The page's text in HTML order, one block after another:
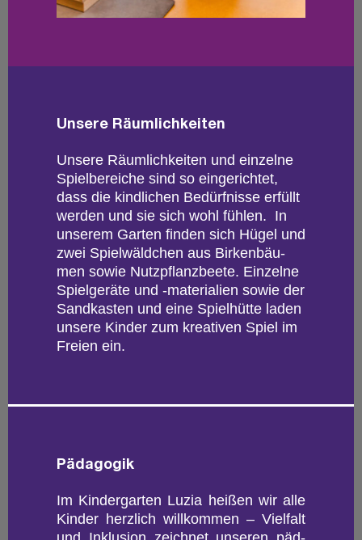
Un­se­re Räum­lich­kei­ten
Un­se­re Räum­lich­kei­ten und ein­zel­ne
Spiel­be­rei­che sind so ein­ge­rich­tet,
dass die kind­li­chen Be­dürf­nis­se er­füllt
wer­den und sie sich wohl füh­len. In
un­se­rem Gar­ten fin­den sich Hügel und
zwei Spiel­wäld­chen aus Bir­ken­bäu­
men sowie Nutz­pflanz­bee­te. Ein­zel­ne
Spiel­ge­rä­te und -ma­te­ria­li­en sowie der
Sand­kas­ten und eine Spiel­hüt­te laden
un­se­re Kin­der zum krea­ti­ven Spiel im
Frei­en ein.
Päd­ago­gik
Im Kin­der­gar­ten Luzia hei­ßen wir alle
Kin­der herz­lich will­kom­men – Viel­falt